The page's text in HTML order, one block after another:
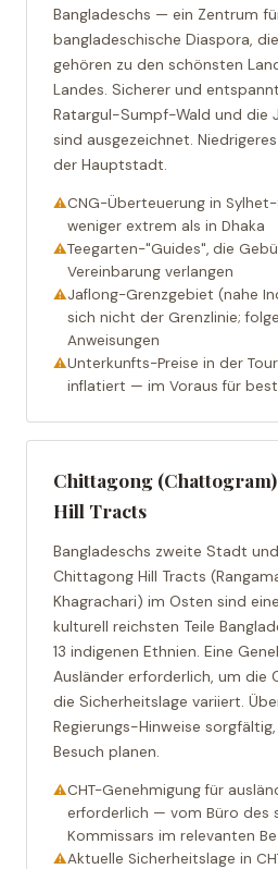
Bangladeschs — ein Zentrum
bangladeschische Diaspora,
gehören zu den schönsten
Landes. Sicherer und
Ratargul-Sumpf-Wald und die
sind ausgezeichnet. Niedrigeres
der Hauptstadt.
CNG-Überteuerung in
weniger extrem als in Dhaka
Teegarten-"Guides", die
Vereinbarung verlangen
Jaflong-Grenzgebiet (nahe
sich nicht der Grenzlinie;
Anweisungen
Unterkunfts-Preise in der
inflatiert — im Voraus für
Chittagong
Hill Tracts
Bangladeschs zweite Stadt und
Chittagong Hill Tracts
Khagrachari) im Osten sind
kulturell reichsten Teile
13 indigenen Ethnien. Eine
Ausländer erforderlich, um die
die Sicherheitslage variiert.
Regierungs-Hinweise sorgfältig,
Besuch planen.
CHT-Genehmigung für
erforderlich — vom Büro des
Kommissars im relevanten
Aktuelle Sicherheitslage in